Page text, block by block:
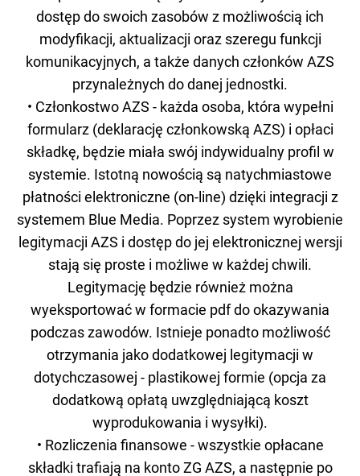
dostęp do swoich zasobów z możliwością ich
modyfikacji, aktualizacji oraz szeregu funkcji
komunikacyjnych, a także danych członków AZS
przynależnych do danej jednostki.
• Członkostwo AZS - każda osoba, która wypełni
formularz (deklarację członkowską AZS) i opłaci
składkę, będzie miała swój indywidualny profil w
systemie. Istotną nowością są natychmiastowe
płatności elektroniczne (on-line) dzięki integracji z
systemem Blue Media. Poprzez system wyrobienie
legitymacji AZS i dostęp do jej elektronicznej wersji
stają się proste i możliwe w każdej chwili.
Legitymację będzie również można
wyeksportować w formacie pdf do okazywania
podczas zawodów. Istnieje ponadto możliwość
otrzymania jako dodatkowej legitymacji w
dotychczasowej - plastikowej formie (opcja za
dodatkową opłatą uwzględniającą koszt
wyprodukowania i wysyłki).
• Rozliczenia finansowe - wszystkie opłacane
składki trafiają na konto ZG AZS, a następnie po